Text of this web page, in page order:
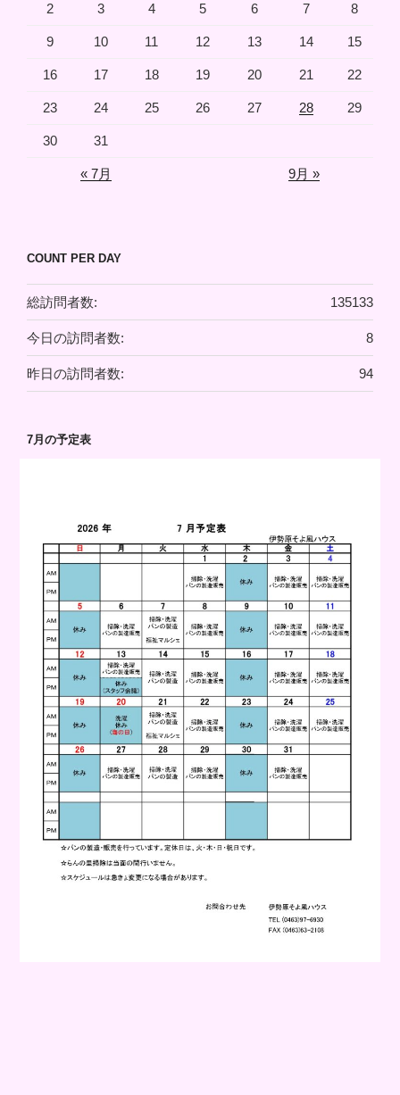
2 3 4 5 6 7 8
9 10 11 12 13 14 15
16 17 18 19 20 21 22
23 24 25 26 27 28 29
30 31
« 7月 9月 »
COUNT PER DAY
135133
総訪問者数:
8
今日の訪問者数:
94
昨日の訪問者数:
7月の予定表